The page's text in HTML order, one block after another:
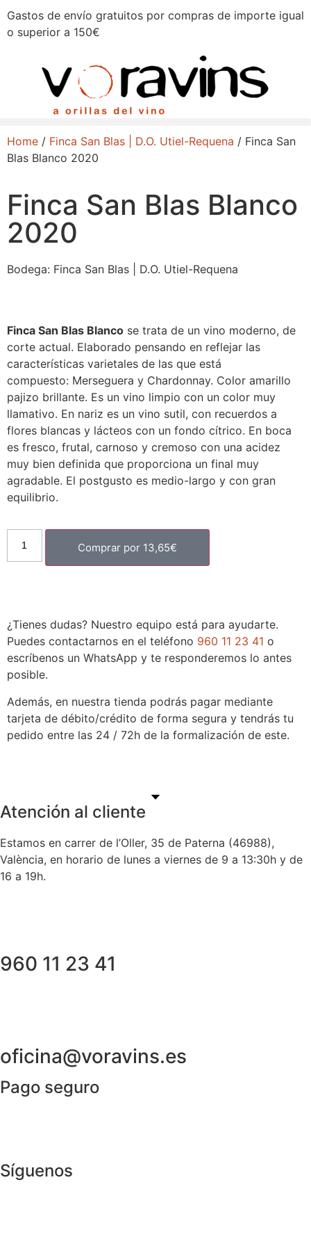
Gastos de envío gratuitos por compras de importe igual
o superior a 150€
Home / Finca San Blas | D.O. Utiel-Requena / Finca San
Blas Blanco 2020
Finca San Blas Blanco
2020
Bodega: Finca San Blas | D.O. Utiel-Requena
Finca San Blas Blanco se trata de un vino moderno, de
corte actual. Elaborado pensando en reflejar las
características varietales de las que está
compuesto: Merseguera y Chardonnay. Color amarillo
pajizo brillante. Es un vino limpio con un color muy
llamativo. En nariz es un vino sutil, con recuerdos a
flores blancas y lácteos con un fondo cítrico. En boca
es fresco, frutal, carnoso y cremoso con una acidez
muy bien definida que proporciona un final muy
agradable. El postgusto es medio-largo y con gran
equilibrio.
Comprar por 13,65€
¿Tienes dudas? Nuestro equipo está para ayudarte.
Puedes contactarnos en el teléfono 960 11 23 41 o
escríbenos un WhatsApp y te responderemos lo antes
posible.
Además, en nuestra tienda podrás pagar mediante
tarjeta de débito/crédito de forma segura y tendrás tu
pedido entre las 24 / 72h de la formalización de este.
Atención al cliente
Estamos en carrer de l’Oller, 35 de Paterna (46988),
València, en horario de lunes a viernes de 9 a 13:30h y de
16 a 19h.
960 11 23 41
oficina@voravins.es
Pago seguro
Síguenos